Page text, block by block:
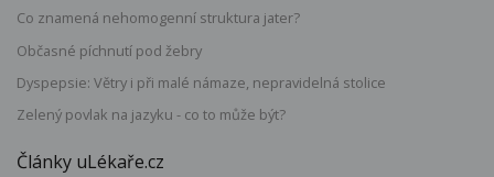
Co znamená nehomogenní struktura jater?
Občasné píchnutí pod žebry
Dyspepsie: Větry i při malé námaze, nepravidelná stolice
Zelený povlak na jazyku - co to může být?
Články uLékaře.cz